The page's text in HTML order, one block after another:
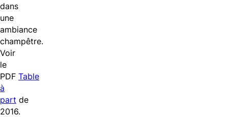
dans
une
ambiance
champêtre.
Voir
le
PDF Table
à
part de
2016.